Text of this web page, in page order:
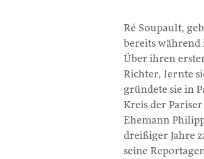
Ré Soupault,
bereits während
Über ihren
Richter, lernte
gründete sie in
Kreis der
Ehemann
dreißiger Jahre
seine